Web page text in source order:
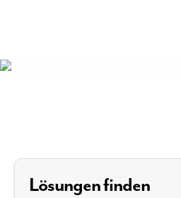
Lösungen finden